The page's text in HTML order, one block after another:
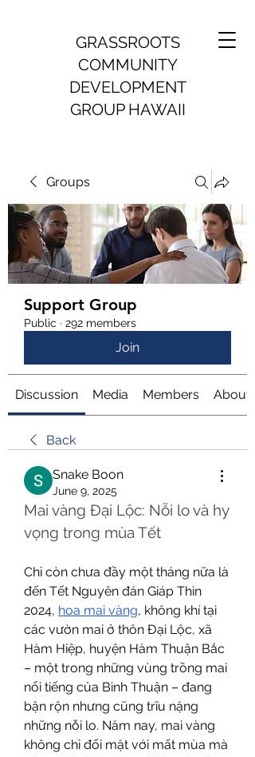
GRASSROOTS
COMMUNITY
DEVELOPMENT
GROUP HAWAII
Groups
Support Group
Public · 292 members
Join
Discussion Media Members About
Back
Snake Boon
June 9, 2025
Mai vàng Đại Lộc: Nỗi lo và hy
vọng trong mùa Tết
Chỉ còn chưa đầy một tháng nữa là
đến Tết Nguyên đán Giáp Thìn
2024, hoa mai vàng, không khí tại
các vườn mai ở thôn Đại Lộc, xã
Hàm Hiệp, huyện Hàm Thuận Bắc
– một trong những vùng trồng mai
nổi tiếng của Bình Thuận – đang
bận rộn nhưng cũng trĩu nặng
những nỗi lo. Năm nay, mai vàng
không chỉ đối mặt với mất mùa mà